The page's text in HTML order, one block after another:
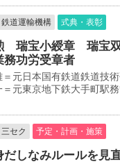
道運輸機構 式典・表彰
瑞宝小綬章 瑞宝
功労受章者
元日本国有鉄道鉄道技術
元東京地下鉄大手町駅
セク 予定・計画・施策
しなみルールを見